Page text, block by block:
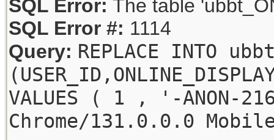
SQL Error: The table
SQL Error #: 1114
Query: REPLACE INTO
VALUES ( 1 , '-
Chrome/131.0.0.0